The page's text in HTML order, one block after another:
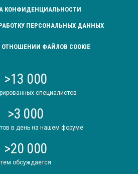
КОНФИДЕНЦИАЛЬНОСТИ
ПЕРСОНАЛЬНЫХ ДАННЫХ
ФАЙЛОВ COOKIE
>13 000
специалистов
>3 000
в день на нашем форуме
>20 000
тем обсуждается